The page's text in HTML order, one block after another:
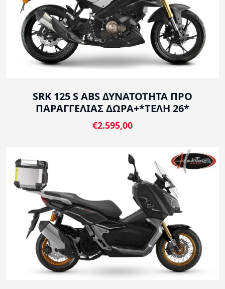
SRK 125 S ABS ΔΥΝΑΤΟΤΗΤΑ ΠΡΟ
ΠΑΡΑΓΓΕΛΙΑΣ ΔΩΡΑ+*ΤΕΛΗ 26*
€2.595,00